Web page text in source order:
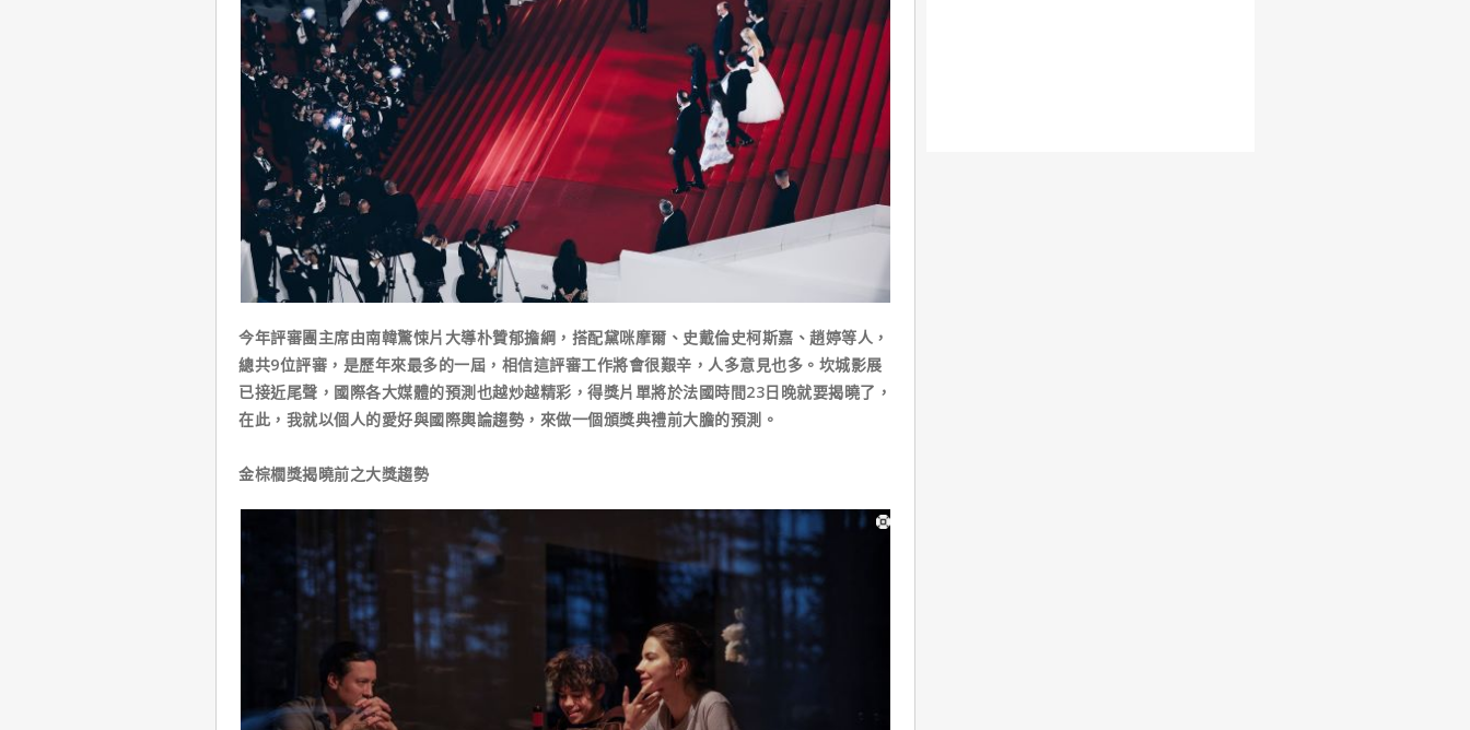
今年評審團主席由南韓驚悚片大導朴贊郁擔綱，搭配黛咪摩爾、史戴倫史柯斯嘉、趙婷等人，
總共9位評審，是歷年來最多的一屆，相信這評審工作將會很艱辛，人多意見也多。坎城影展
已接近尾聲，國際各大媒體的預測也越炒越精彩，得獎片單將於法國時間23日晚就要揭曉了，
在此，我就以個人的愛好與國際輿論趨勢，來做一個頒獎典禮前大膽的預測。
金棕櫚獎揭曉前之大獎趨勢